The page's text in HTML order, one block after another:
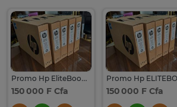
Promo Hp EliteBook 840 Corei5
150 000 F Cfa 150 000 F Cfa